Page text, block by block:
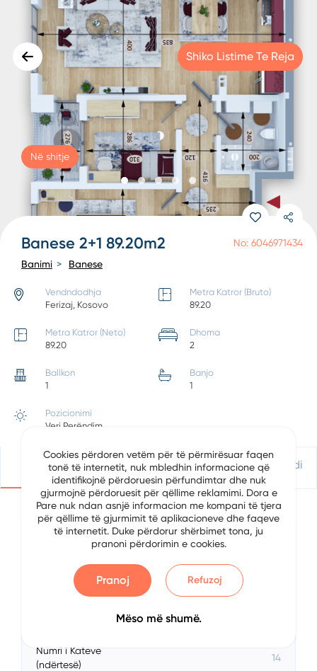
Shiko Listime Te Reja
No: 6046971434
Në shitje
Banese 2+1 89.20m2
Banimi Banese
Vendndodhja
Ferizaj, Kosovo
Metra Katror (Bruto)
89.20
Metra Katror (Neto)
89.20
Dhoma
2
Ballkon
1
Banjo
1
Pozicionimi
Veri Perëndim
Detajet Vendndodhje Apliko Për Kredi
Përshkrimi
4/25/2024
Pagesa Mujore
Numri i Kateve
(ndërtesë)
14
Cookies përdoren vetëm për të përmirësuar faqen
tonë të internetit, nuk mbledhin informacione që
identifikojnë përdoruesin përfundimtar dhe nuk
gjurmojnë përdoruesit për qëllime reklamimi. Dora e
Pare nuk ndan asnjë informacion me kompani të tjera
për qëllime të gjurmimit të aplikacioneve dhe faqeve
të internetit. Duke përdorur shërbimet tona, ju
pranoni përdorimin e cookies.
Pranoj Refuzoj
Mëso më shumë.